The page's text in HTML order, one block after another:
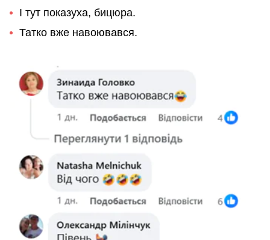
І тут показуха, бицюра.
Татко вже навоювався.